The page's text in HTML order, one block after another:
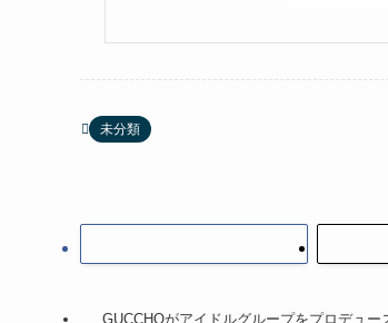
未分類
GUCCHOがアイドルグループをプロデュー